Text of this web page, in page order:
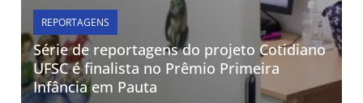
REPORTAGENS
Série de reportagens do projeto Cotidiano
UFSC é finalista no Prêmio Primeira
Infância em Pauta